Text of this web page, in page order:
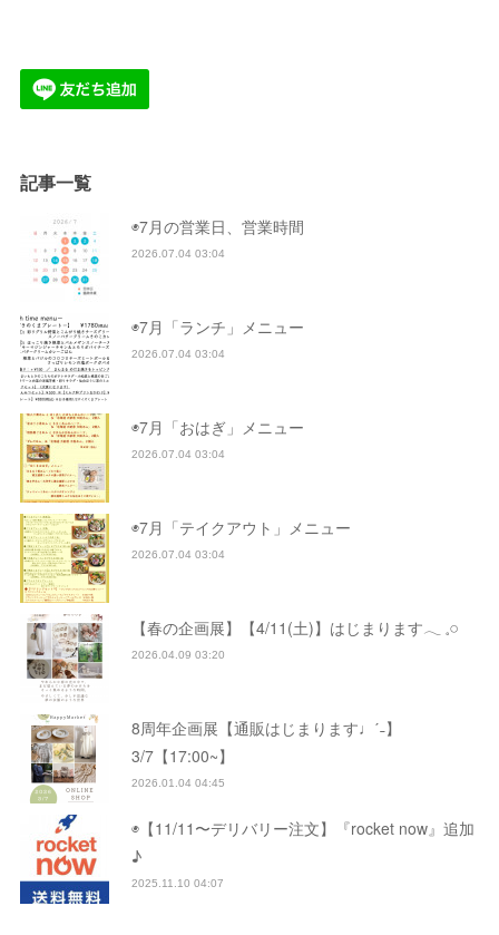
記事一覧
◉7月の営業日、営業時間
2026.07.04 03:04
◉7月「ランチ」メニュー
2026.07.04 03:04
◉7月「おはぎ」メニュー
2026.07.04 03:04
◉7月「テイクアウト」メニュー
2026.07.04 03:04
【春の企画展】【4/11(土)】はじまります𓂃 𓈒𓏸
2026.04.09 03:20
8周年企画展【通販はじまります♩ˊ˗】
3/7【17:00~】
2026.01.04 04:45
◉【11/11〜デリバリー注文】『rocket now』追加
♪
2025.11.10 04:07